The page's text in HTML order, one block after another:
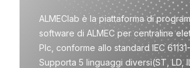
ALMEClab è la piattaforma di
software di ALMEC per centraline
Plc, conforme allo standard IEC
Supporta 5 linguaggi diversi(ST, LD,